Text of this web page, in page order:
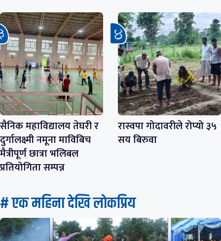
सैनिक महाविद्यालय तेघरी र
दुर्गालक्ष्मी नमूना माविबिच
मैत्रीपूर्ण छात्रा भलिबल
प्रतियोगिता सम्पन्न
रास्वपा गोदावरीले रोप्यो ३५
सय बिरुवा
# एक महिना देखि लाेकप्रिय